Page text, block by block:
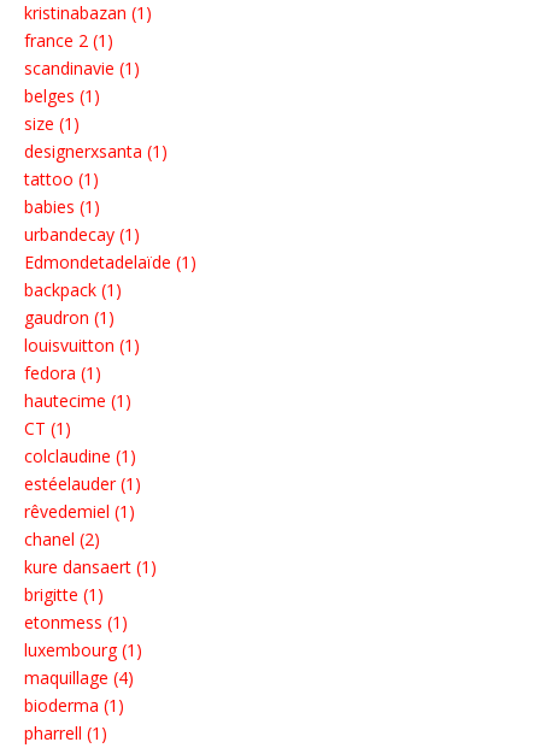
kristinabazan (1)
france 2 (1)
scandinavie (1)
belges (1)
size (1)
designerxsanta (1)
tattoo (1)
babies (1)
urbandecay (1)
Edmondetadelaïde (1)
backpack (1)
gaudron (1)
louisvuitton (1)
fedora (1)
hautecime (1)
CT (1)
colclaudine (1)
estéelauder (1)
rêvedemiel (1)
chanel (2)
kure dansaert (1)
brigitte (1)
etonmess (1)
luxembourg (1)
maquillage (4)
bioderma (1)
pharrell (1)